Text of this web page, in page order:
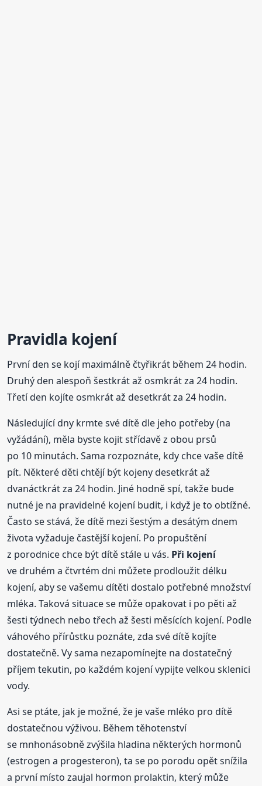
Pravidla kojení
První den se kojí maximálně čtyřikrát během 24 hodin.
Druhý den alespoň šestkrát až osmkrát za 24 hodin.
Třetí den kojíte osmkrát až desetkrát za 24 hodin.
Následující dny krmte své dítě dle jeho potřeby (na
vyžádání), měla byste kojit střídavě z obou prsů
po 10 minutách. Sama rozpoznáte, kdy chce vaše dítě
pít. Některé děti chtějí být kojeny desetkrát až
dvanáctkrát za 24 hodin. Jiné hodně spí, takže bude
nutné je na pravidelné kojení budit, i když je to obtížné.
Často se stává, že dítě mezi šestým a desátým dnem
života vyžaduje častější kojení. Po propuštění
z porodnice chce být dítě stále u vás. Při kojení
ve druhém a čtvrtém dni můžete prodloužit délku
kojení, aby se vašemu dítěti dostalo potřebné množství
mléka. Taková situace se může opakovat i po pěti až
šesti týdnech nebo třech až šesti měsících kojení. Podle
váhového přírůstku poznáte, zda své dítě kojíte
dostatečně. Vy sama nezapomínejte na dostatečný
příjem tekutin, po každém kojení vypijte velkou sklenici
vody.
Asi se ptáte, jak je možné, že je vaše mléko pro dítě
dostatečnou výživou. Během těhotenství
se mnhonásobně zvýšila hladina některých hormonů
(estrogen a progesteron), ta se po porodu opět snížila
a první místo zaujal hormon prolaktin, který může